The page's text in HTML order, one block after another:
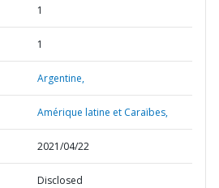
1
1
Argentine,
Amérique latine et Caraïbes,
2021/04/22
Disclosed